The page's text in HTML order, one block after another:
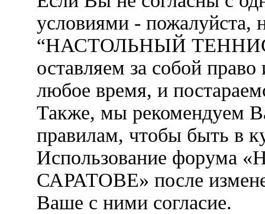
условиями - пожалуйста,
“НАСТОЛЬНЫЙ
оставляем за собой
любое время, и
Также, мы рекомендуем
правилам, чтобы быть в
Использование
САРАТОВЕ» после
Ваше с ними согласие.